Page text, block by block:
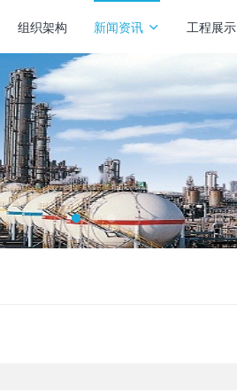
组织架构 新闻资讯 工程展示